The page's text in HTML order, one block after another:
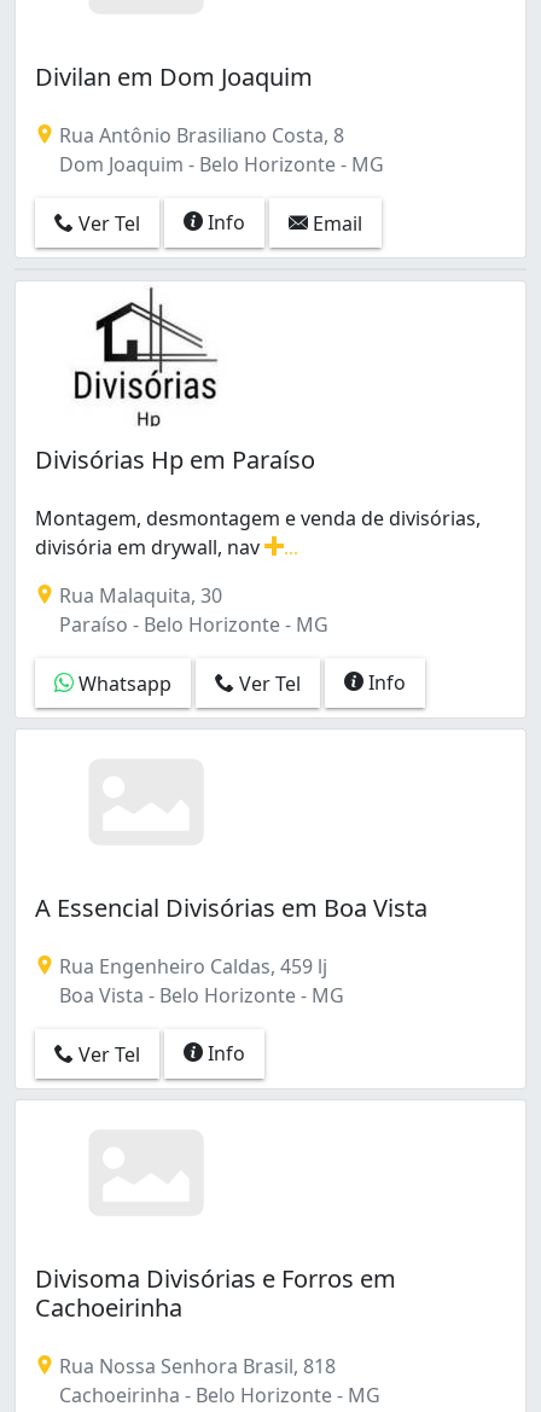
Divilan em Dom Joaquim
Rua Antônio Brasiliano Costa, 8
Dom Joaquim - Belo Horizonte - MG
Ver Tel Info Email
Divisórias Hp em Paraíso
Montagem, desmontagem e venda de divisórias,
divisória em drywall, nav
Rua Malaquita, 30
Paraíso - Belo Horizonte - MG
Whatsapp Ver Tel Info
A Essencial Divisórias em Boa Vista
Rua Engenheiro Caldas, 459 lj
Boa Vista - Belo Horizonte - MG
Ver Tel Info
Divisoma Divisórias e Forros em
Cachoeirinha
Rua Nossa Senhora Brasil, 818
Cachoeirinha - Belo Horizonte - MG